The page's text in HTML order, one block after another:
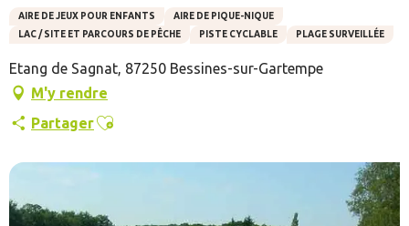
AIRE DE JEUX POUR ENFANTS
AIRE DE PIQUE-NIQUE
LAC / SITE ET PARCOURS DE PÊCHE
PISTE CYCLABLE PLAGE SURVEILLÉE
Etang de Sagnat, 87250 Bessines-sur-Gartempe
M'y rendre
PartagerAjouter aux favoris